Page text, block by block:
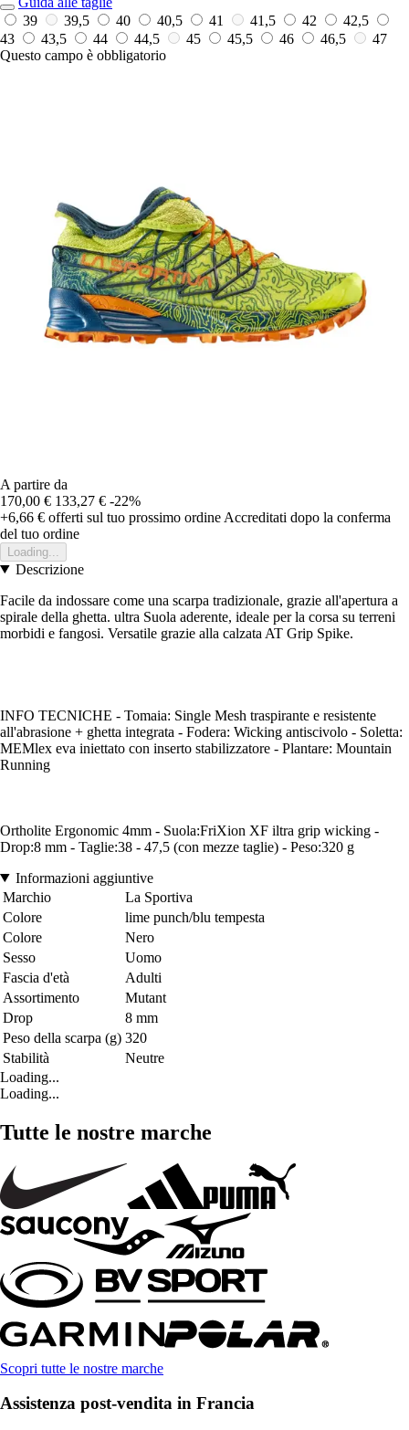
39
39,5 40 40,5 41 41,5 42
42,5
43
43,5 44 44,5 45 45,5 46 46,5
47
Questo campo è obbligatorio
A partire da
170,00 € 133,27 € -22%
+6,66 € offerti sul tuo prossimo ordine Accreditati dopo la conferma
del tuo ordine
Loading...
Descrizione
Facile da indossare come una scarpa tradizionale, grazie all'apertura a
spirale della ghetta. ultra Suola aderente, ideale per la corsa su terreni
morbidi e fangosi. Versatile grazie alla calzata AT Grip Spike.
INFO TECNICHE - Tomaia: Single Mesh traspirante e resistente
all'abrasione + ghetta integrata - Fodera: Wicking antiscivolo - Soletta:
MEMlex eva iniettato con inserto stabilizzatore - Plantare: Mountain
Running
Ortholite Ergonomic 4mm - Suola:FriXion XF iltra grip wicking -
Drop:8 mm - Taglie:38 - 47,5 (con mezze taglie) - Peso:320 g
Informazioni aggiuntive
Marchio
La Sportiva
Colore
lime punch/blu tempesta
Colore
Nero
Sesso
Uomo
Fascia d'età
Adulti
Assortimento
Mutant
Drop
8 mm
Peso della scarpa (g) 320
Stabilità
Neutre
Loading...
Loading...
Tutte le nostre marche
Scopri tutte le nostre marche
Assistenza post-vendita in Francia